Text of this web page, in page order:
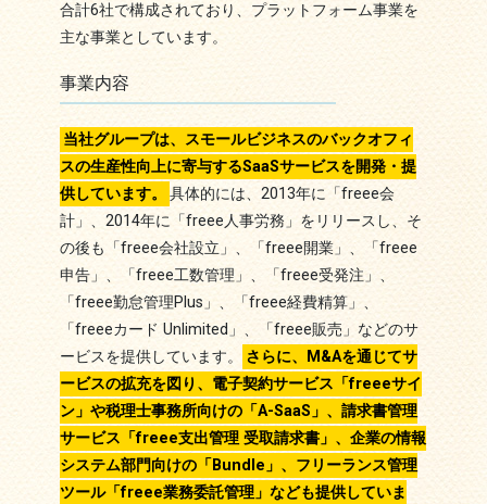
合計6社で構成されており、プラットフォーム事業を
主な事業としています。
事業内容
当社グループは、スモールビジネスのバックオフィ
スの生産性向上に寄与するSaaSサービスを開発・提
供しています。
具体的には、2013年に「freee会
計」、2014年に「freee人事労務」をリリースし、そ
の後も「freee会社設立」、「freee開業」、「freee
申告」、「freee工数管理」、「freee受発注」、
「freee勤怠管理Plus」、「freee経費精算」、
「freeeカード Unlimited」、「freee販売」などのサ
ービスを提供しています。
さらに、M&Aを通じてサ
ービスの拡充を図り、電子契約サービス「freeeサイ
ン」や税理士事務所向けの「A-SaaS」、請求書管理
サービス「freee支出管理 受取請求書」、企業の情報
システム部門向けの「Bundle」、フリーランス管理
ツール「freee業務委託管理」なども提供していま